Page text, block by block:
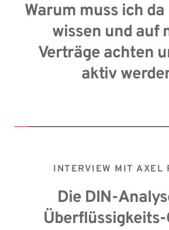
Warum muss ich
wissen und auf
Verträge achten
aktiv
INTERVIEW MIT AXEL